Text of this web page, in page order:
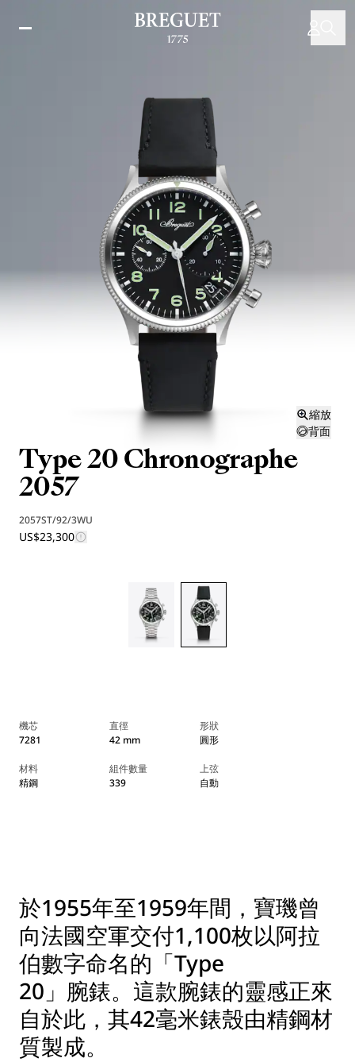
縮放
背面
Type 20 Chronographe
2057
2057ST/92/3WU
US$23,300
機芯
7281
直徑
42 mm
形狀
圓形
材料
精鋼
組件數量
339
上弦
自動
於1955年至1959年間，寶璣曾
向法國空軍交付1,100枚以阿拉
伯數字命名的「Type
20」腕錶。這款腕錶的靈感正來
自於此，其42毫米錶殼由精鋼材
質製成。